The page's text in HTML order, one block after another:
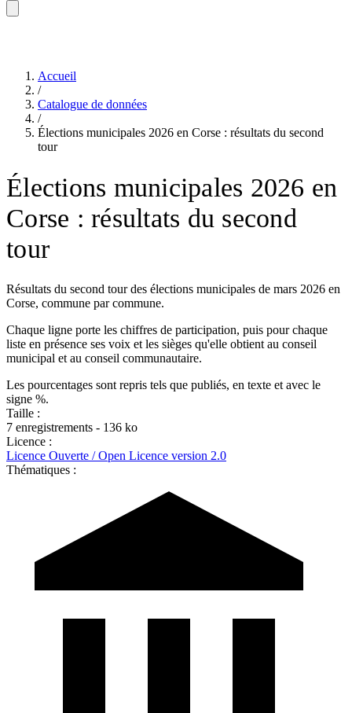
Accueil
/
Catalogue de données
/
Élections municipales 2026 en Corse : résultats du second
tour
Élections municipales 2026 en
Corse : résultats du second
tour
Résultats du second tour des élections municipales de mars 2026 en
Corse, commune par commune.
Chaque ligne porte les chiffres de participation, puis pour chaque
liste en présence ses voix et les sièges qu'elle obtient au conseil
municipal et au conseil communautaire.
Les pourcentages sont repris tels que publiés, en texte et avec le
signe %.
Taille :
7 enregistrements - 136 ko
Licence :
Licence Ouverte / Open Licence version 2.0
Thématiques :